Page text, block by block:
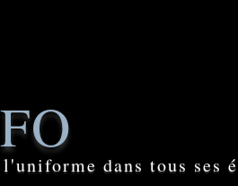
dans tous ses